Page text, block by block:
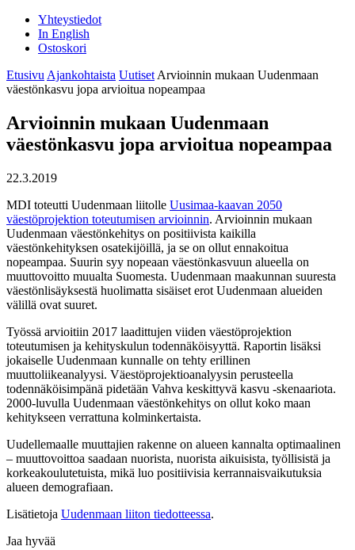
Yhteystiedot
In English
Ostoskori
Etusivu Ajankohtaista Uutiset Arvioinnin mukaan Uudenmaan
väestönkasvu jopa arvioitua nopeampaa
Arvioinnin mukaan Uudenmaan
väestönkasvu jopa arvioitua nopeampaa
22.3.2019
MDI toteutti Uudenmaan liitolle Uusimaa-kaavan 2050
väestöprojektion toteutumisen arvioinnin. Arvioinnin mukaan
Uudenmaan väestönkehitys on positiivista kaikilla
väestönkehityksen osatekijöillä, ja se on ollut ennakoitua
nopeampaa. Suurin syy nopeaan väestönkasvuun alueella on
muuttovoitto muualta Suomesta. Uudenmaan maakunnan suuresta
väestönlisäyksestä huolimatta sisäiset erot Uudenmaan alueiden
välillä ovat suuret.
Työssä arvioitiin 2017 laadittujen viiden väestöprojektion
toteutumisen ja kehityskulun todennäköisyyttä. Raportin lisäksi
jokaiselle Uudenmaan kunnalle on tehty erillinen
muuttoliikeanalyysi. Väestöprojektioanalyysin perusteella
todennäköisimpänä pidetään Vahva keskittyvä kasvu -skenaariota.
2000-luvulla Uudenmaan väestönkehitys on ollut koko maan
kehitykseen verrattuna kolminkertaista.
Uudellemaalle muuttajien rakenne on alueen kannalta optimaalinen
– muuttovoittoa saadaan nuorista, nuorista aikuisista, työllisistä ja
korkeakoulutetuista, mikä luo positiivisia kerrannaisvaikutuksia
alueen demografiaan.
Lisätietoja Uudenmaan liiton tiedotteessa.
Jaa hyvää